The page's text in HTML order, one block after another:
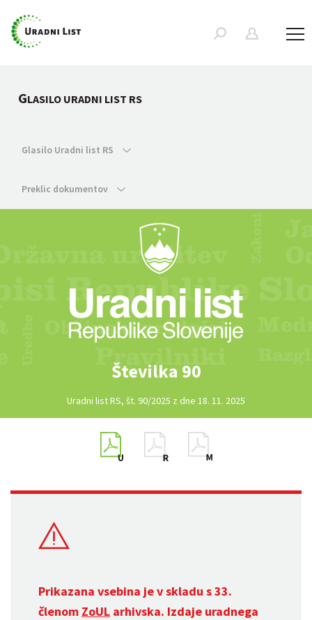
GLASILO URADNI LIST RS
Glasilo Uradni list RS
Preklic dokumentov
Številka 90
Uradni list RS, št. 90/2025 z dne 18. 11. 2025
Prikazana vsebina je v skladu s 33.
členom ZoUL arhivska. Izdaje uradnega